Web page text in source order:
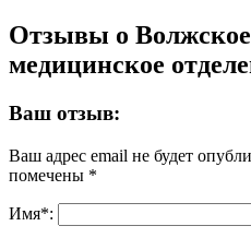
Отзывы о Волжское
медицинское
Ваш отзыв:
Ваш адрес email не будет
помечены *
Имя*: